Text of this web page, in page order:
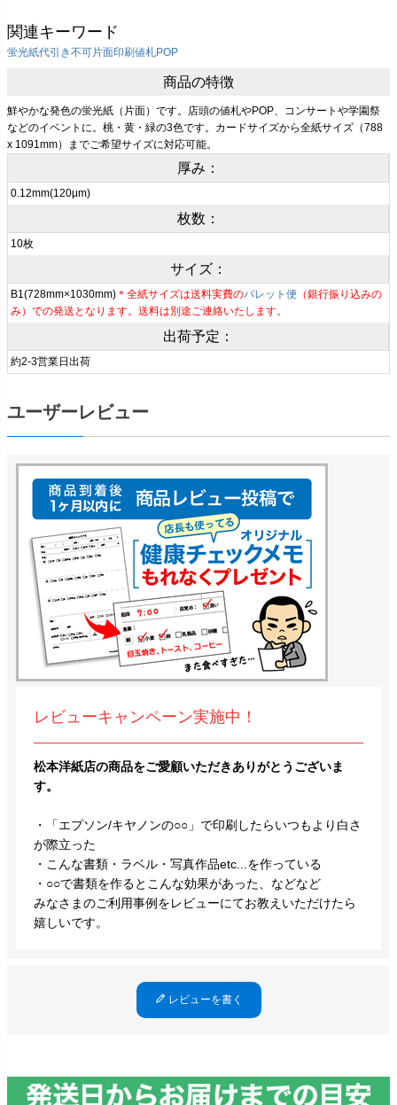
関連キーワード
蛍光紙代引き不可片面印刷値札POP
商品の特徴
鮮やかな発色の蛍光紙（片面）です。店頭の値札やPOP、コンサートや学園祭
などのイベントに。桃・黄・緑の3色です。カードサイズから全紙サイズ（788
x 1091mm）までご希望サイズに対応可能。
厚み：
0.12mm(120μm)
枚数：
10枚
サイズ：
B1(728mm×1030mm) ＊全紙サイズは送料実費のパレット便 （銀行振り込みの
み）での発送となります。送料は別途ご連絡いたします。
出荷予定：
約2-3営業日出荷
ユーザーレビュー
レビューキャンペーン実施中！
松本洋紙店の商品をご愛顧いただきありがとうございま
す。
・「エプソン/キヤノンの○○」で印刷したらいつもより白さ
が際立った
・こんな書類・ラベル・写真作品etc...を作っている
・○○で書類を作るとこんな効果があった、などなど
みなさまのご利用事例をレビューにてお教えいただけたら
嬉しいです。
レビューを書く